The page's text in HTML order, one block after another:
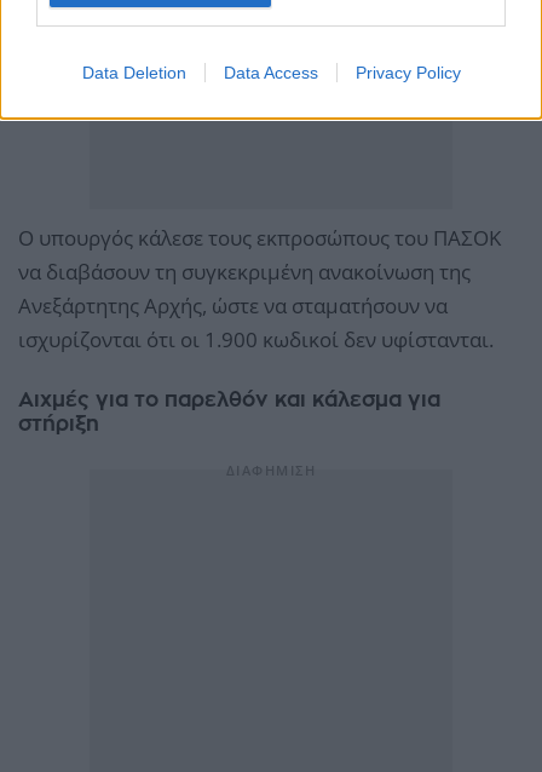
Data Deletion Data Access Privacy Policy
Ο υπουργός κάλεσε τους εκπροσώπους του ΠΑΣΟΚ
να διαβάσουν τη συγκεκριμένη ανακοίνωση της
Ανεξάρτητης Αρχής, ώστε να σταματήσουν να
ισχυρίζονται ότι οι 1.900 κωδικοί δεν υφίστανται.
Αιχμές για το παρελθόν και κάλεσμα για
στήριξη